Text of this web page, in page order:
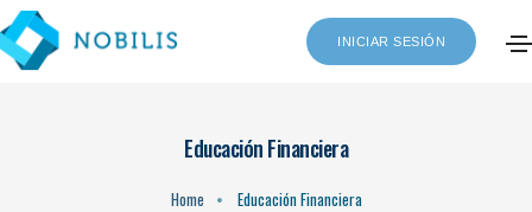
INICIAR SESIÓN
Educación Financiera
Home Educación Financiera